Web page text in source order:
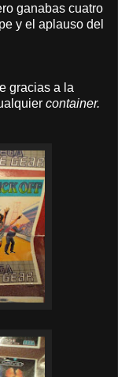
ganabas cuatro
y el aplauso del
gracias a la
container.